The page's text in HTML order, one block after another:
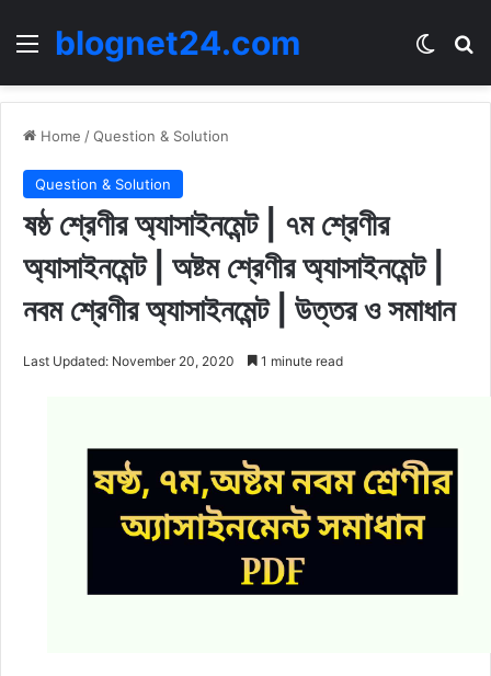
Menublognet24.com
Home /Question & Solution
Question & Solution
ষষ্ঠ শ্রেণীর অ্যাসাইনমেন্ট | ৭ম শ্রেণীর
অ্যাসাইনমেন্ট | অষ্টম শ্রেণীর অ্যাসাইনমেন্ট |
নবম শ্রেণীর অ্যাসাইনমেন্ট | উত্তর ও সমাধান
Last Updated: November 20, 2020 1 minute read